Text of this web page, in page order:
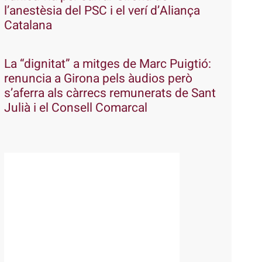
l’anestèsia del PSC i el verí d’Aliança
Catalana
La “dignitat” a mitges de Marc Puigtió:
renuncia a Girona pels àudios però
s’aferra als càrrecs remunerats de Sant
Julià i el Consell Comarcal